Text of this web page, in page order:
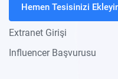
Hemen Tesisinizi
Extranet Girişi
Influencer Başvurusu